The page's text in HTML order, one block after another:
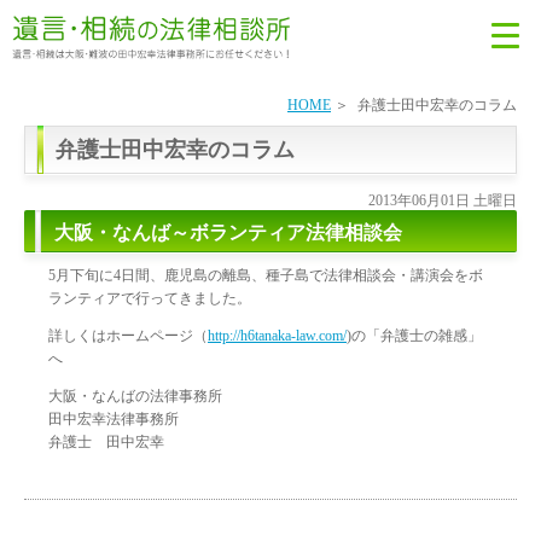
HOME 弁護士田中宏幸のコラム
弁護士田中宏幸のコラム
2013年06月01日 土曜日
大阪・なんば～ボランティア法律相談会
5月下旬に4日間、鹿児島の離島、種子島で法律相談会・講演会をボ
ランティアで行ってきました。
詳しくはホームページ（http://h6tanaka-law.com/)の「弁護士の雑感」
へ
大阪・なんばの法律事務所
田中宏幸法律事務所
弁護士 田中宏幸